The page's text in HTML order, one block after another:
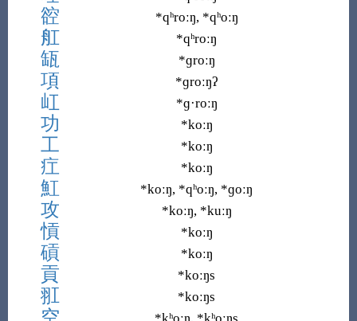
谾 *qʰroːŋ, *qʰoːŋ
舡 *qʰroːŋ
缻 *ɡroːŋ
項 *ɡroːŋʔ
屸 *ɡ·roːŋ
功 *koːŋ
工 *koːŋ
疘 *koːŋ
魟 *koːŋ, *qʰoːŋ, *ɡoːŋ
攻 *koːŋ, *kuːŋ
愩 *koːŋ
碽 *koːŋ
貢 *koːŋs
羾 *koːŋs